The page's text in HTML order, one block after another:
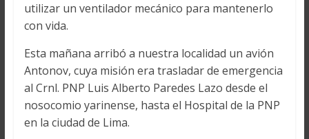
utilizar un ventilador mecánico para mantenerlo
con vida.
Esta mañana arribó a nuestra localidad un avión
Antonov, cuya misión era trasladar de emergencia
al Crnl. PNP Luis Alberto Paredes Lazo desde el
nosocomio yarinense, hasta el Hospital de la PNP
en la ciudad de Lima.